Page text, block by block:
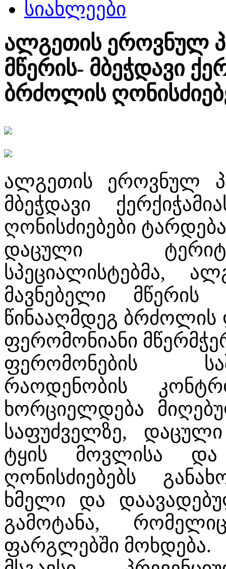
სიახლეები
ალგეთის ეროვნულ
მწერის- მბეჭდავი
ბრძოლის
ალგეთის ეროვნულ
მბეჭდავი
ღონისძიებები
დაცული
სპეციალისტებმა,
მავნებელი მწერის
წინააღმდეგ ბრძოლის
ფერომონიანი
ფერომონების
რაოდენობის
ხორციელდება
საფუძველზე,
ტყის მოვლისა და
ღონისძიებებს
ხმელი და
გამოტანა,
ფარგლებში მოხდება.